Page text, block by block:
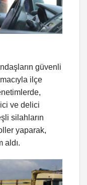
güvenli
ilçe
ve delici
silahların
yaparak,
aldı.